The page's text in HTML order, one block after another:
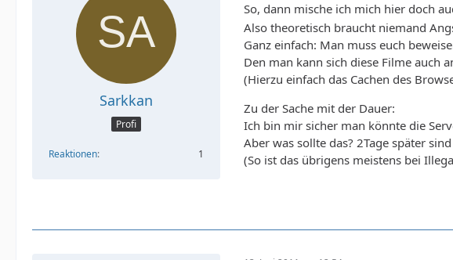
Sarkkan
Profi
Reaktionen 1
So, dann mische ich mich hier doch
Also theoretisch braucht niemand
Ganz einfach: Man muss euch
Den man kann sich diese Filme auch
(Hierzu einfach das Cachen des
Zu der Sache mit der Dauer:
Ich bin mir sicher man könnte die
Aber was sollte das? 2Tage später
(So ist das übrigens meistens bei